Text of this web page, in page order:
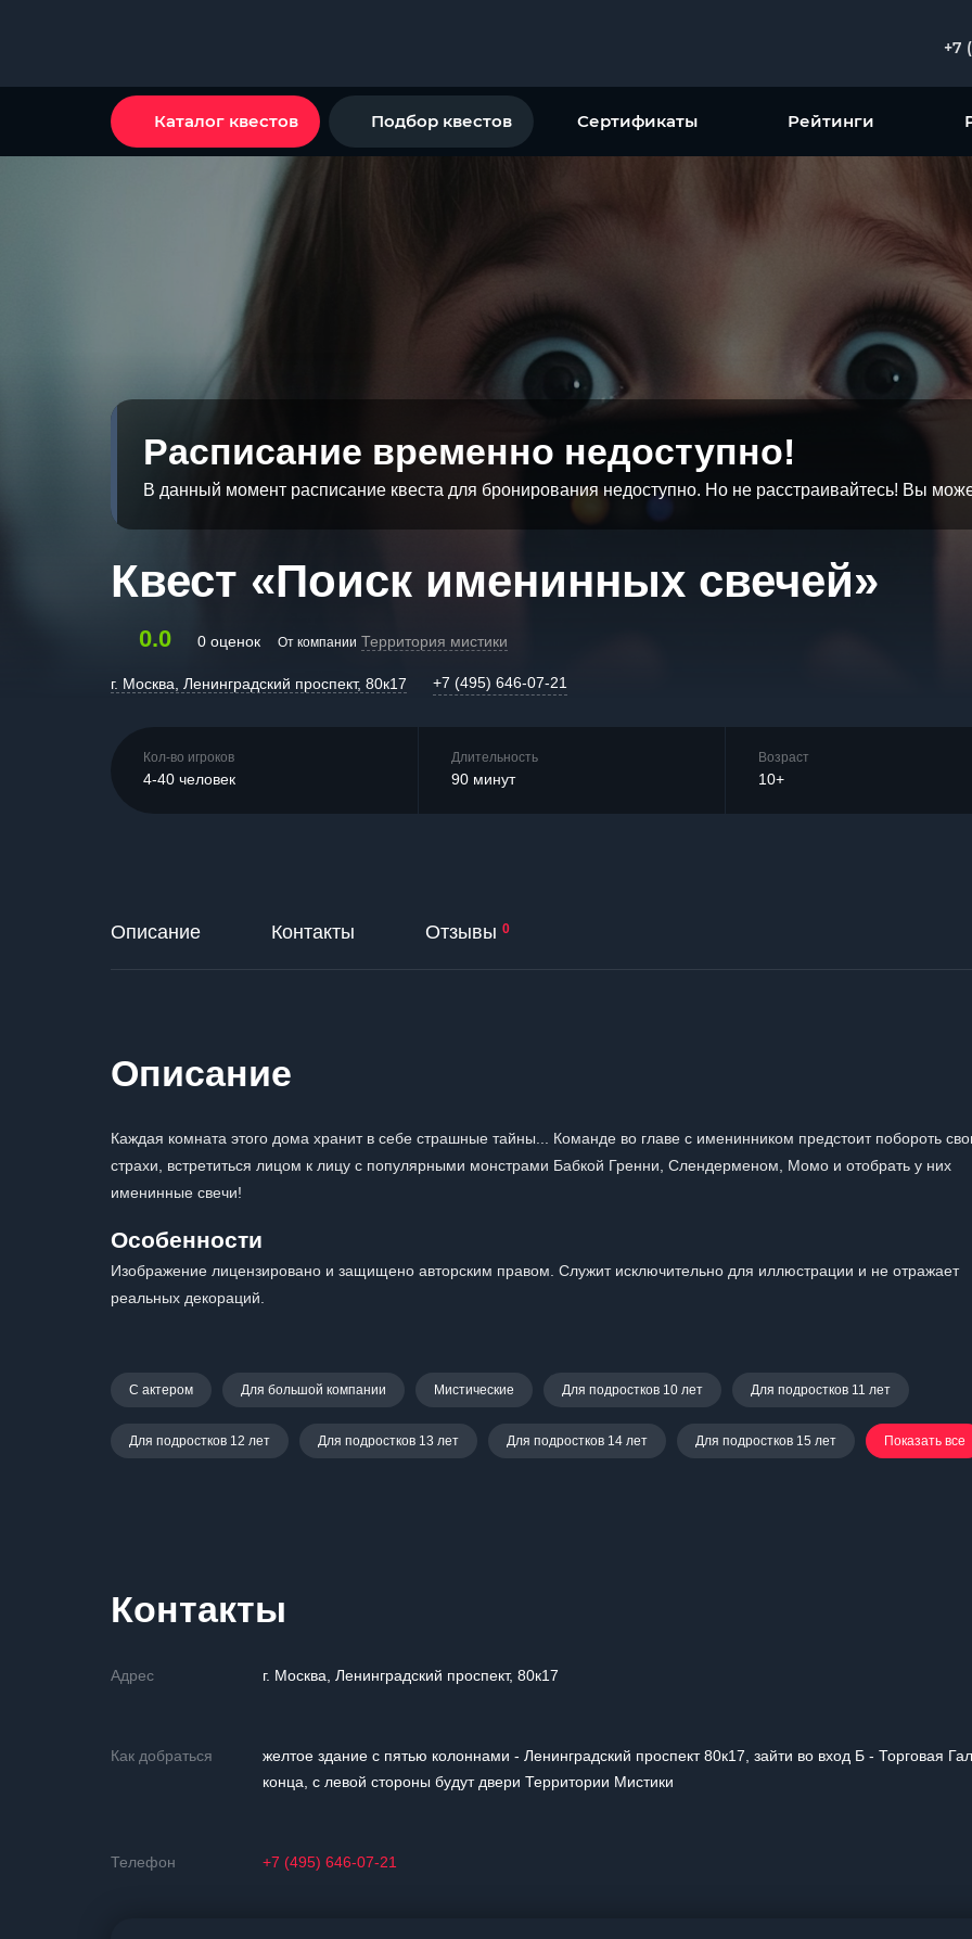
+7
Каталог квестов Подбор квестов Сертификаты Рейтинги
Расписание временно недоступно!
В данный момент расписание квеста для бронирования недоступно. Но не расстраивайтесь! Вы
Квест «Поиск именинных свечей»
0.0 0 оценок От компании Территория мистики
г. Москва, Ленинградский проспект, 80к17 +7 (495) 646-07-21
Кол-во игроков
4-40 человек
Длительность
90 минут
Возраст
10+
Описание Контакты Отзывы 0
Описание
Каждая комната этого дома хранит в себе страшные тайны... Команде во главе с именинником предстоит побороть
страхи, встретиться лицом к лицу с популярными монстрами Бабкой Гренни, Слендерменом, Момо и отобрать у них
именинные свечи!
Особенности
Изображение лицензировано и защищено авторским правом. Служит исключительно для иллюстрации и не отражает
реальных декораций.
С актером Для большой компании Мистические Для подростков 10 лет Для подростков 11 лет
Для подростков 12 лет Для подростков 13 лет Для подростков 14 лет Для подростков 15 лет Показать все
Контакты
Адрес г. Москва, Ленинградский проспект, 80к17
Как добраться
желтое здание с пятью колоннами - Ленинградский проспект 80к17, зайти во вход Б - Торговая
конца, с левой стороны будут двери Территории Мистики
Телефон +7 (495) 646-07-21